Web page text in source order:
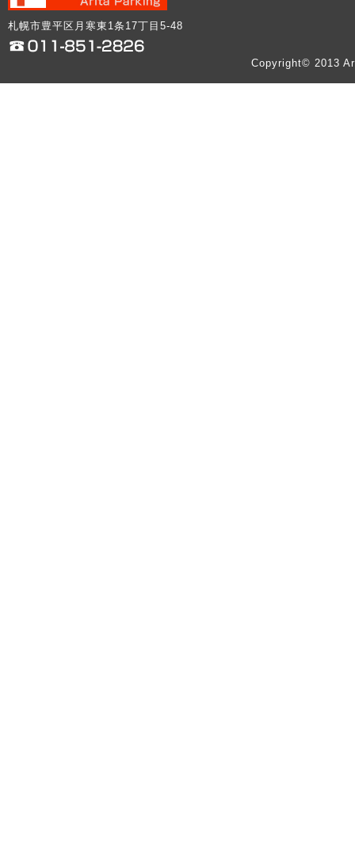
札幌市豊平区月寒東1条17丁目5-48
Copyright© 2013